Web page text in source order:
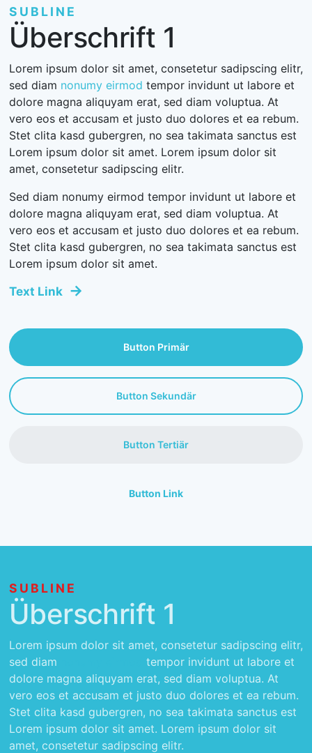
SUBLINE
Überschrift 1
Lorem ipsum dolor sit amet, consetetur sadipscing elitr,
sed diam nonumy eirmod tempor invidunt ut labore et
dolore magna aliquyam erat, sed diam voluptua. At
vero eos et accusam et justo duo dolores et ea rebum.
Stet clita kasd gubergren, no sea takimata sanctus est
Lorem ipsum dolor sit amet. Lorem ipsum dolor sit
amet, consetetur sadipscing elitr.
Sed diam nonumy eirmod tempor invidunt ut labore et
dolore magna aliquyam erat, sed diam voluptua. At
vero eos et accusam et justo duo dolores et ea rebum.
Stet clita kasd gubergren, no sea takimata sanctus est
Lorem ipsum dolor sit amet.
Text Link
Button Primär
Button Sekundär
Button Tertiär
Button Link
SUBLINE
Überschrift 1
Lorem ipsum dolor sit amet, consetetur sadipscing elitr,
sed diam
tempor invidunt ut labore et
dolore magna aliquyam erat, sed diam voluptua. At
vero eos et accusam et justo duo dolores et ea rebum.
Stet clita kasd gubergren, no sea takimata sanctus est
Lorem ipsum dolor sit amet. Lorem ipsum dolor sit
amet, consetetur sadipscing elitr.